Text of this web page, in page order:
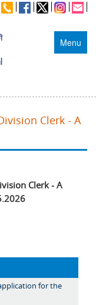
Menu
Clerk - A
Clerk - A
for the